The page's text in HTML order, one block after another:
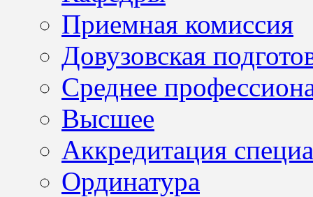
Приемная комиссия
Довузовская
Среднее
Высшее
Аккредитация
Ординатура